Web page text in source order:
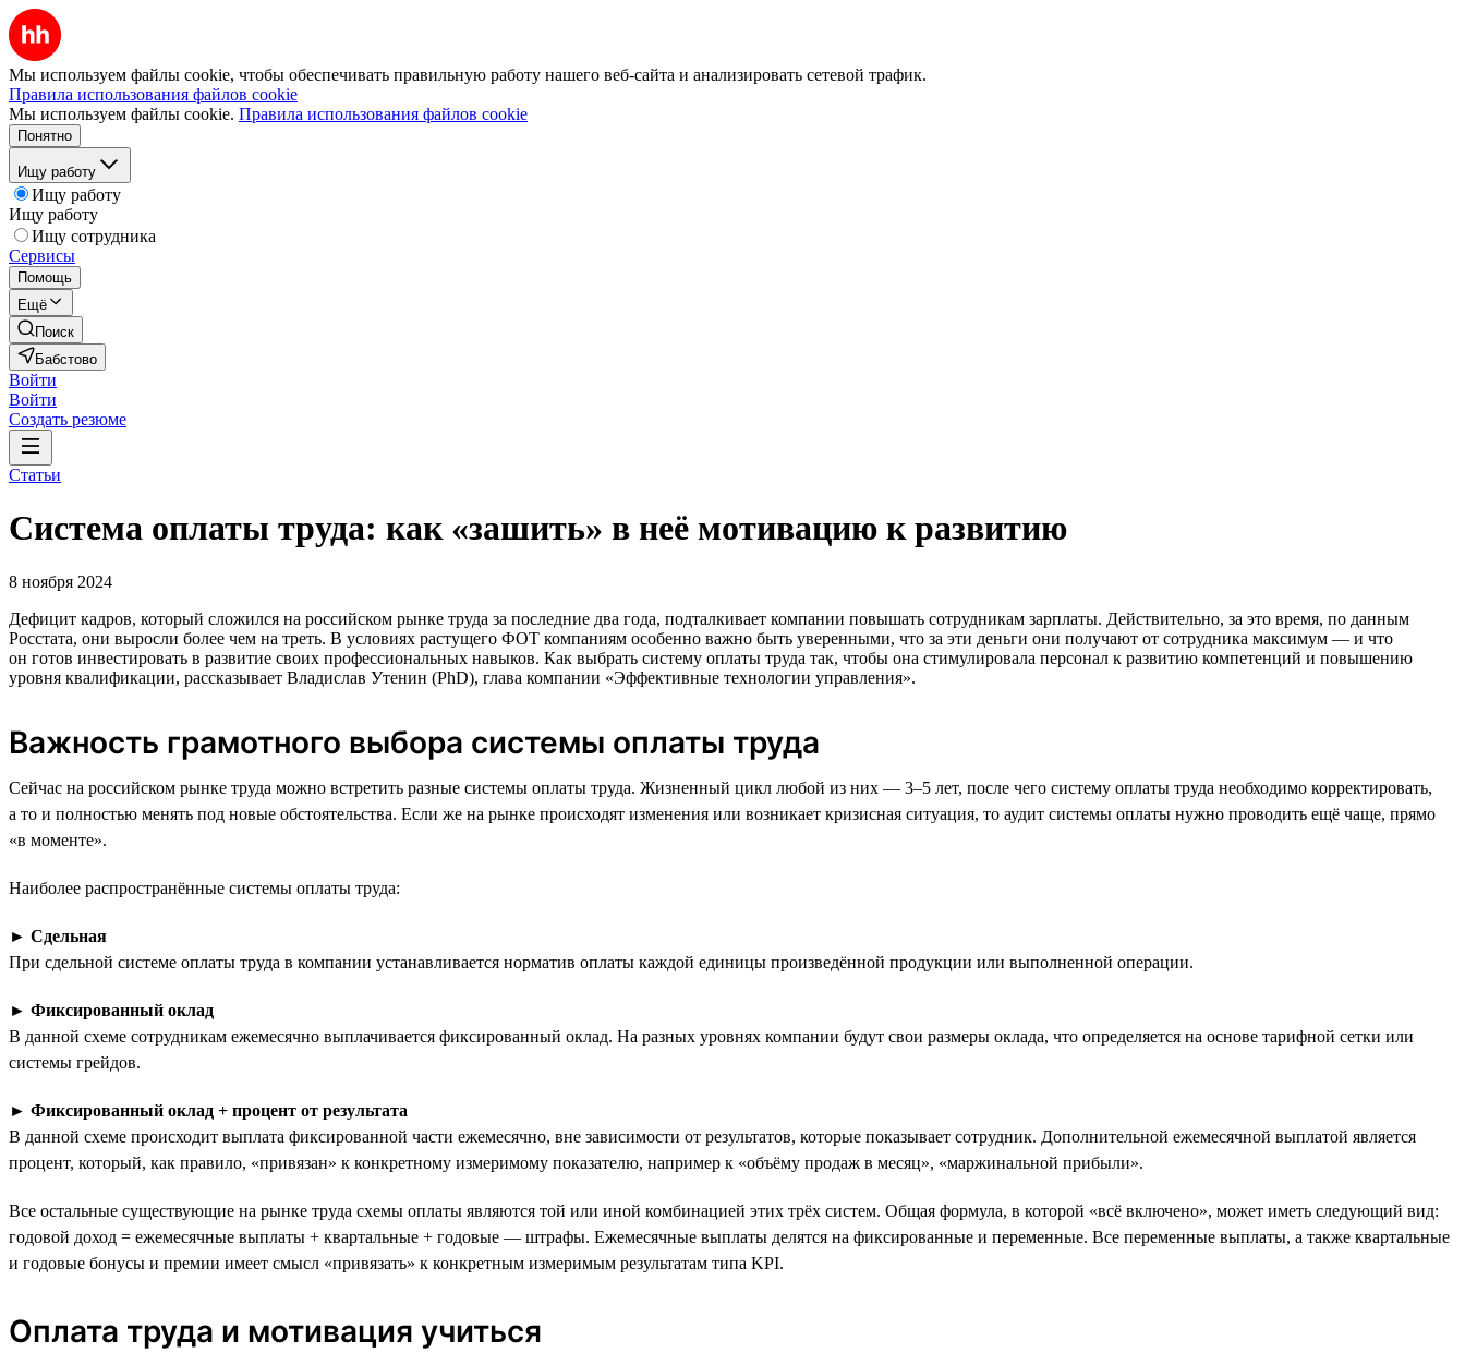
Мы используем файлы cookie, чтобы обеспечивать правильную работу нашего веб-сайта и анализировать сетевой трафик.
Правила использования файлов cookie
Мы используем файлы cookie. Правила использования файлов cookie
Понятно
Ищу работу
Ищу работу
Ищу работу
Ищу сотрудника
Сервисы
Помощь
Ещё
Поиск
Бабстово
Войти
Войти
Создать резюме
Статьи
Система оплаты труда: как «зашить» в неё мотивацию к развитию
8 ноября 2024
Дефицит кадров, который сложился на российском рынке труда за последние два года, подталкивает компании повышать сотрудникам зарплаты. Действительно, за это время, по данным
Росстата, они выросли более чем на треть. В условиях растущего ФОТ компаниям особенно важно быть уверенными, что за эти деньги они получают от сотрудника максимум — и что
он готов инвестировать в развитие своих профессиональных навыков. Как выбрать систему оплаты труда так, чтобы она стимулировала персонал к развитию компетенций и повышению
уровня квалификации, рассказывает Владислав Утенин (PhD), глава компании «Эффективные технологии управления».
Важность грамотного выбора системы оплаты труда
Сейчас на российском рынке труда можно встретить разные системы оплаты труда. Жизненный цикл любой из них — 3–5 лет, после чего систему оплаты труда необходимо корректировать,
а то и полностью менять под новые обстоятельства. Если же на рынке происходят изменения или возникает кризисная ситуация, то аудит системы оплаты нужно проводить ещё чаще, прямо
«в моменте».
Наиболее распространённые системы оплаты труда:
► Сдельная
При сдельной системе оплаты труда в компании устанавливается норматив оплаты каждой единицы произведённой продукции или выполненной операции.
► Фиксированный оклад
В данной схеме сотрудникам ежемесячно выплачивается фиксированный оклад. На разных уровнях компании будут свои размеры оклада, что определяется на основе тарифной сетки или
системы грейдов.
► Фиксированный оклад + процент от результата
В данной схеме происходит выплата фиксированной части ежемесячно, вне зависимости от результатов, которые показывает сотрудник. Дополнительной ежемесячной выплатой является
процент, который, как правило, «привязан» к конкретному измеримому показателю, например к «объёму продаж в месяц», «маржинальной прибыли».
Все остальные существующие на рынке труда схемы оплаты являются той или иной комбинацией этих трёх систем. Общая формула, в которой «всё включено», может иметь следующий вид:
годовой доход = ежемесячные выплаты + квартальные + годовые — штрафы. Ежемесячные выплаты делятся на фиксированные и переменные. Все переменные выплаты, а также квартальные
и годовые бонусы и премии имеет смысл «привязать» к конкретным измеримым результатам типа KPI.
Оплата труда и мотивация учиться